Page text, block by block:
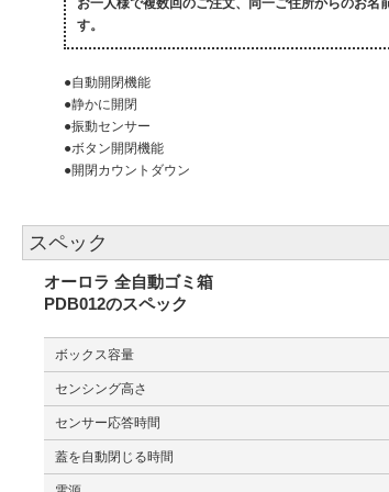
お一人様で複数回のご注文、同一ご住所からのお
す。
●自動開閉機能
●静かに開閉
●振動センサー
●ボタン開閉機能
●開閉カウントダウン
スペック
オーロラ 全自動ゴミ箱
PDB012のスペック
ボックス容量
センシング高さ
センサー応答時間
蓋を自動閉じる時間